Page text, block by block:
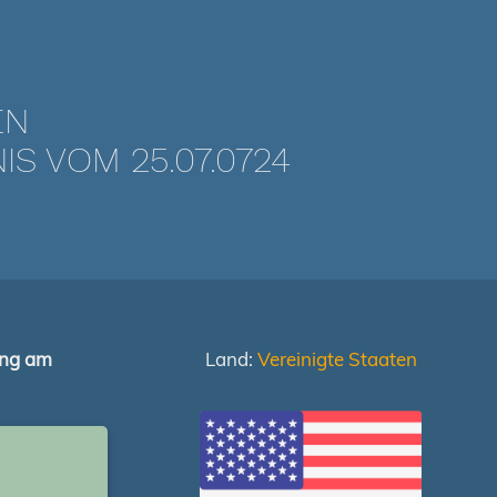
VOM 25.07.0724
am
Land: Vereinigte Staaten